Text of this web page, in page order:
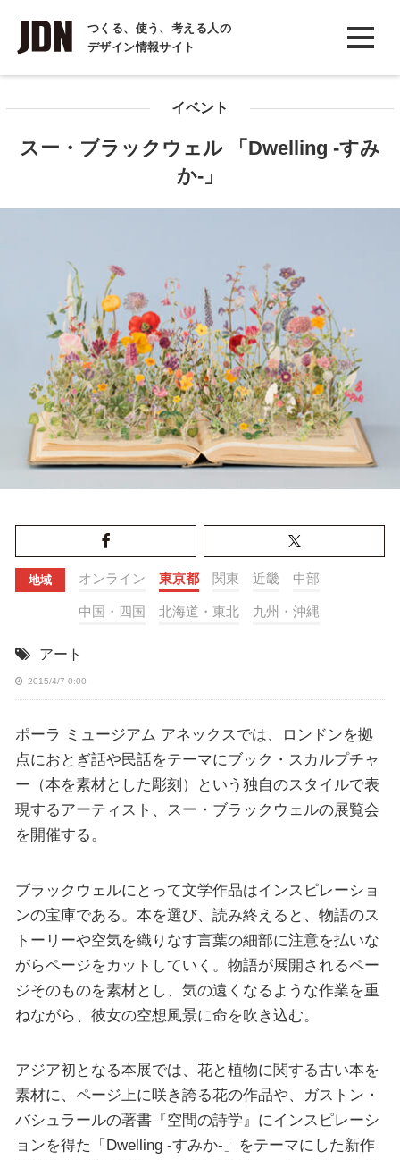
つくる、使う、考える人の
デザイン情報サイト
INTERVIEW
インタビュー
イベント
スー・ブラックウェル 「Dwelling -すみ
か-」
地域 オンライン 東京都 関東 近畿 中部
中国・四国 北海道・東北 九州・沖縄
アート
2015/4/7 0:00
ポーラ ミュージアム アネックスでは、ロンドンを拠
点におとぎ話や民話をテーマにブック・スカルプチャ
ー（本を素材とした彫刻）という独自のスタイルで表
現するアーティスト、スー・ブラックウェルの展覧会
を開催する。
ブラックウェルにとって文学作品はインスピレーショ
ンの宝庫である。本を選び、読み終えると、物語のス
トーリーや空気を織りなす言葉の細部に注意を払いな
がらページをカットしていく。物語が展開されるペー
ジそのものを素材とし、気の遠くなるような作業を重
ねながら、彼女の空想風景に命を吹き込む。
アジア初となる本展では、花と植物に関する古い本を
素材に、ページ上に咲き誇る花の作品や、ガストン・
バシュラールの著書『空間の詩学』にインスピレーシ
ョンを得た「Dwelling -すみか-」をテーマにした新作